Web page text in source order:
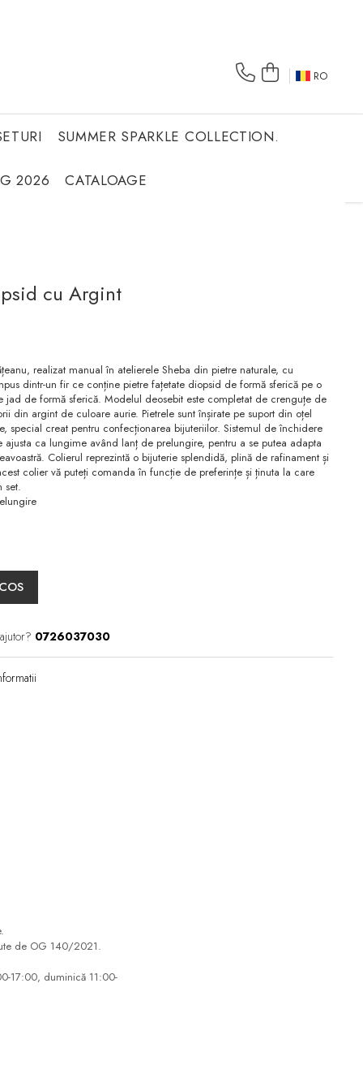
RO
SUMMER SPARKLE COLLECTION.
2026 CATALOAGE
cu Argint
realizat manual în atelierele Sheba din pietre naturale, cu
dintr-un fir ce conține pietre fațetate diopsid de formă sferică pe o
jad de formă sferică. Modelul deosebit este completat de crenguțe de
din argint de culoare aurie. Pietrele sunt înșirate pe suport din oțel
special creat pentru confecționarea bijuteriilor. Sistemul de închidere
ajusta ca lungime având lanț de prelungire, pentru a se putea adapta
Colierul reprezintă o bijuterie splendidă, plină de rafinament și
colier vă puteți comanda în funcție de preferințe și ținuta la care
set.
0726037030
de OG 140/2021.
17:00, duminică 11:00-